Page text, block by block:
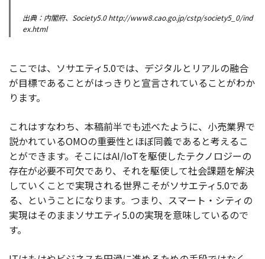
出典：内閣府、Society5.0 http://www8.cao.go.jp/cstp/society5_0/ind
ex.html
ここでは、ソサエティ5.0では、デジタルとリアルの融合
が目標であることがはっきりと宣言されていることがわか
ります。
これはすなわち、本稿前半でも述べたように、小売業界で
説かれているOMOの重要性とほぼ同義であると考えるこ
とができます。そこにはAI/IoTを駆使したテクノロジーの
存在が必要不可欠であり、それを駆使して社会課題を解決
していくことで実現される世界こそがソサエティ5.0であ
る、ということになります。つまり、スマート・シティの
実現はそのままソサエティ5.0の実現を意味しているので
す。